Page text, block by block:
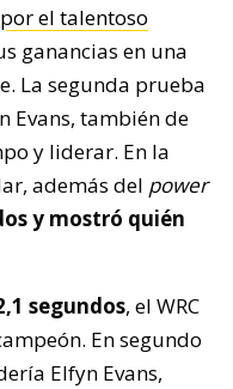
el talentoso
ganancias en una
La segunda prueba
Evans, también de
y liderar. En la
además del power
y mostró quién
segundos, el WRC
En segundo
Elfyn Evans,